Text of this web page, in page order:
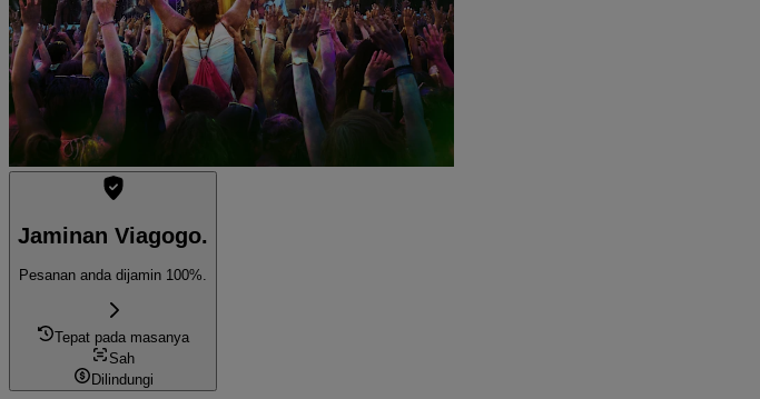
Jaminan Viagogo.
Pesanan anda dijamin 100%.
Tepat pada masanya
Sah
Dilindungi